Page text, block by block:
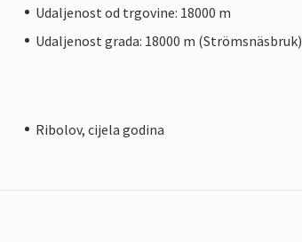
Udaljenost od trgovine: 18000 m
Udaljenost grada: 18000 m (Strömsnäsbruk)
Ribolov, cijela godina